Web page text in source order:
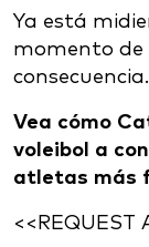
Ya está
momento de
consecuencia.
Vea cómo
voleibol a
atletas más
<<REQUEST